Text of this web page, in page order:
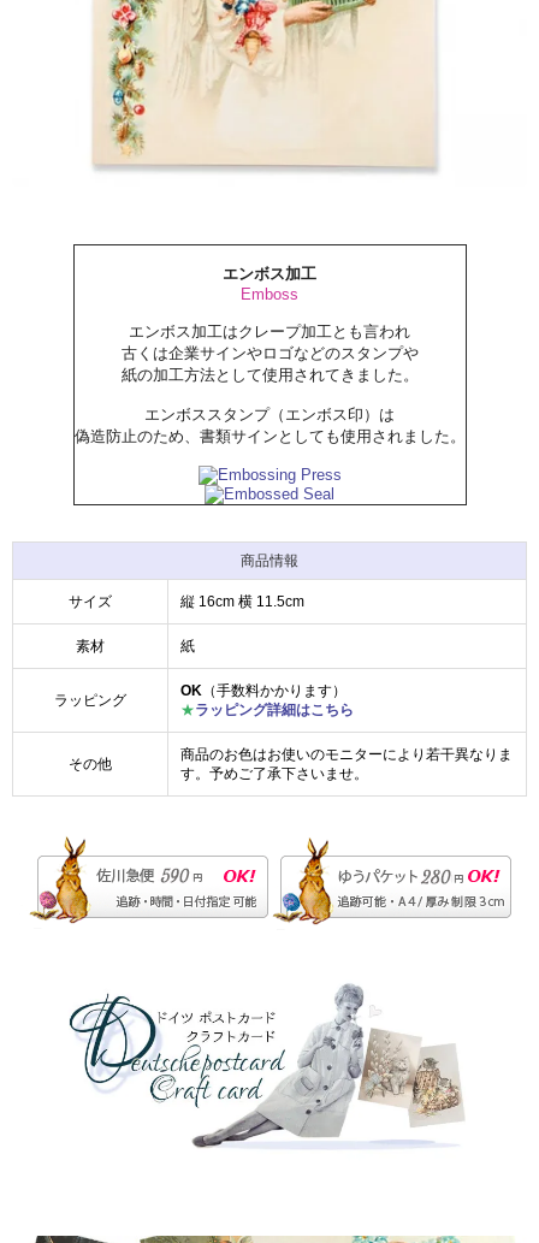
エンボス加工
Emboss
エンボス加工はクレープ加工とも言われ
古くは企業サインやロゴなどのスタンプや
紙の加工方法として使用されてきました。
エンボススタンプ（エンボス印）は
偽造防止のため、書類サインとしても使用されました。
商品情報
サイズ 縦 16cm 横 11.5cm
素材 紙
ラッピング
OK （手数料かかります）
★ラッピング詳細はこちら
その他
商品のお色はお使いのモニターにより若干異なりま
す。予めご了承下さいませ。